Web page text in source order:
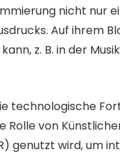
nicht nur
Auf ihrem
z. B. in der
technologische
Rolle von
genutzt wird, um